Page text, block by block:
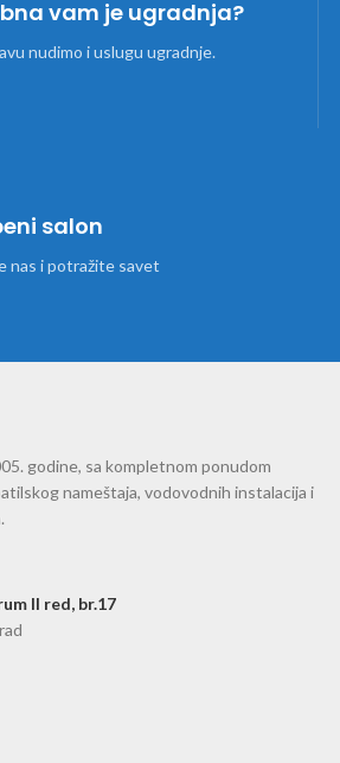
vam je ugradnja?
nudimo i uslugu ugradnje.
salon
nas i potražite savet
godine, sa kompletnom ponudom
nameštaja, vodovodnih instalacija i
II red, br.17